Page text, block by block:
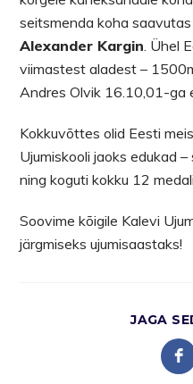
seitsmenda koha
Alexander Kargin . Ühel
viimastest aladest –
Andres Olvik 16.10,01-ga
Kokkuvõttes olid Eesti
Ujumiskooli jaoks edukad
ning koguti kokku 12
Soovime kõigile Kalevi
järgmiseks ujumisaastaks!
JAGA